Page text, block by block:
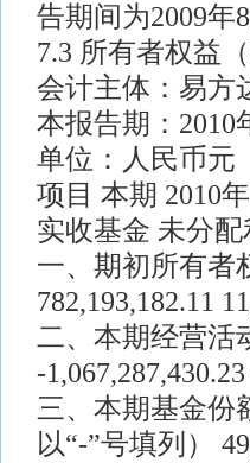
告期间为2009年
7.3 所有者权益
会计主体：易方
本报告期：2010
单位：人民币元
项目 本期 2010
实收基金 未分
一、期初所有者
782,193,182.11
二、本期经营活
-
三、本期基金份
以“-”号填列）